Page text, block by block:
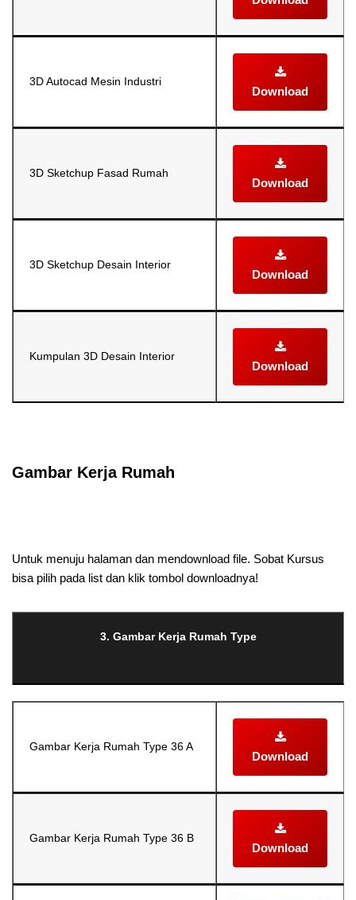
3D Autocad Mesin Industri
Download
3D Sketchup Fasad Rumah
Download
3D Sketchup Desain Interior
Download
Kumpulan 3D Desain Interior
Download
Gambar Kerja Rumah
Untuk menuju halaman dan mendownload file. Sobat Kursus
bisa pilih pada list dan klik tombol downloadnya!
3. Gambar Kerja Rumah Type
Gambar Kerja Rumah Type 36 A
Download
Gambar Kerja Rumah Type 36 B
Download